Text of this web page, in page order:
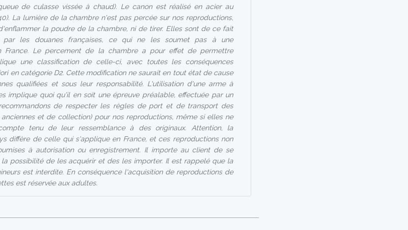
de culasse vissée à chaud). Le canon est réalisé en acier au
La lumière de la chambre n'est pas percée sur nos reproductions,
la poudre de la chambre, ni de tirer. Elles sont de ce fait
par les douanes françaises, ce qui ne les soumet pas à une
France. Le percement de la chambre a pour effet de permettre
une classification de celle-ci, avec toutes les conséquences
en catégorie D2. Cette modification ne saurait en tout état de cause
qualifiées et sous leur responsabilité. L'utilisation d'une arme à
implique quoi qu'il en soit une épreuve préalable, effectuée par un
de respecter les règles de port et de transport des
et de collection) pour nos reproductions, même si elles ne
tenu de leur ressemblance à des originaux. Attention, la
diffère de celle qui s'applique en France, et ces reproductions non
à autorisation ou enregistrement. Il importe au client de se
possibilité de les acquérir et des les importer. Il est rappelé que la
est interdite. En conséquence l'acquisition de reproductions de
est réservée aux adultes.